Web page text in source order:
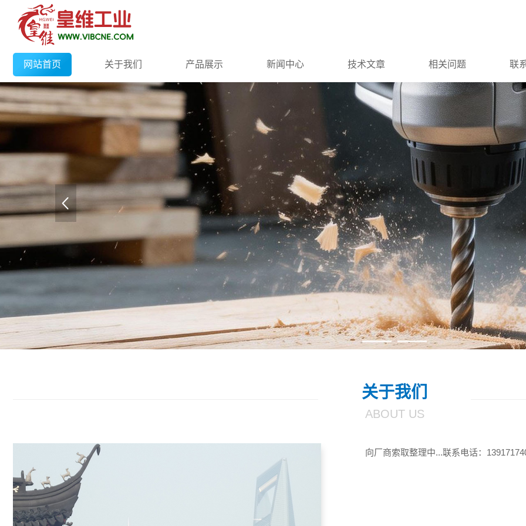
网站首页 关于我们 产品展示 新闻中心 技术文章 相关问题 联
关于我们
ABOUT US
向厂商索取整理中...联系电话：